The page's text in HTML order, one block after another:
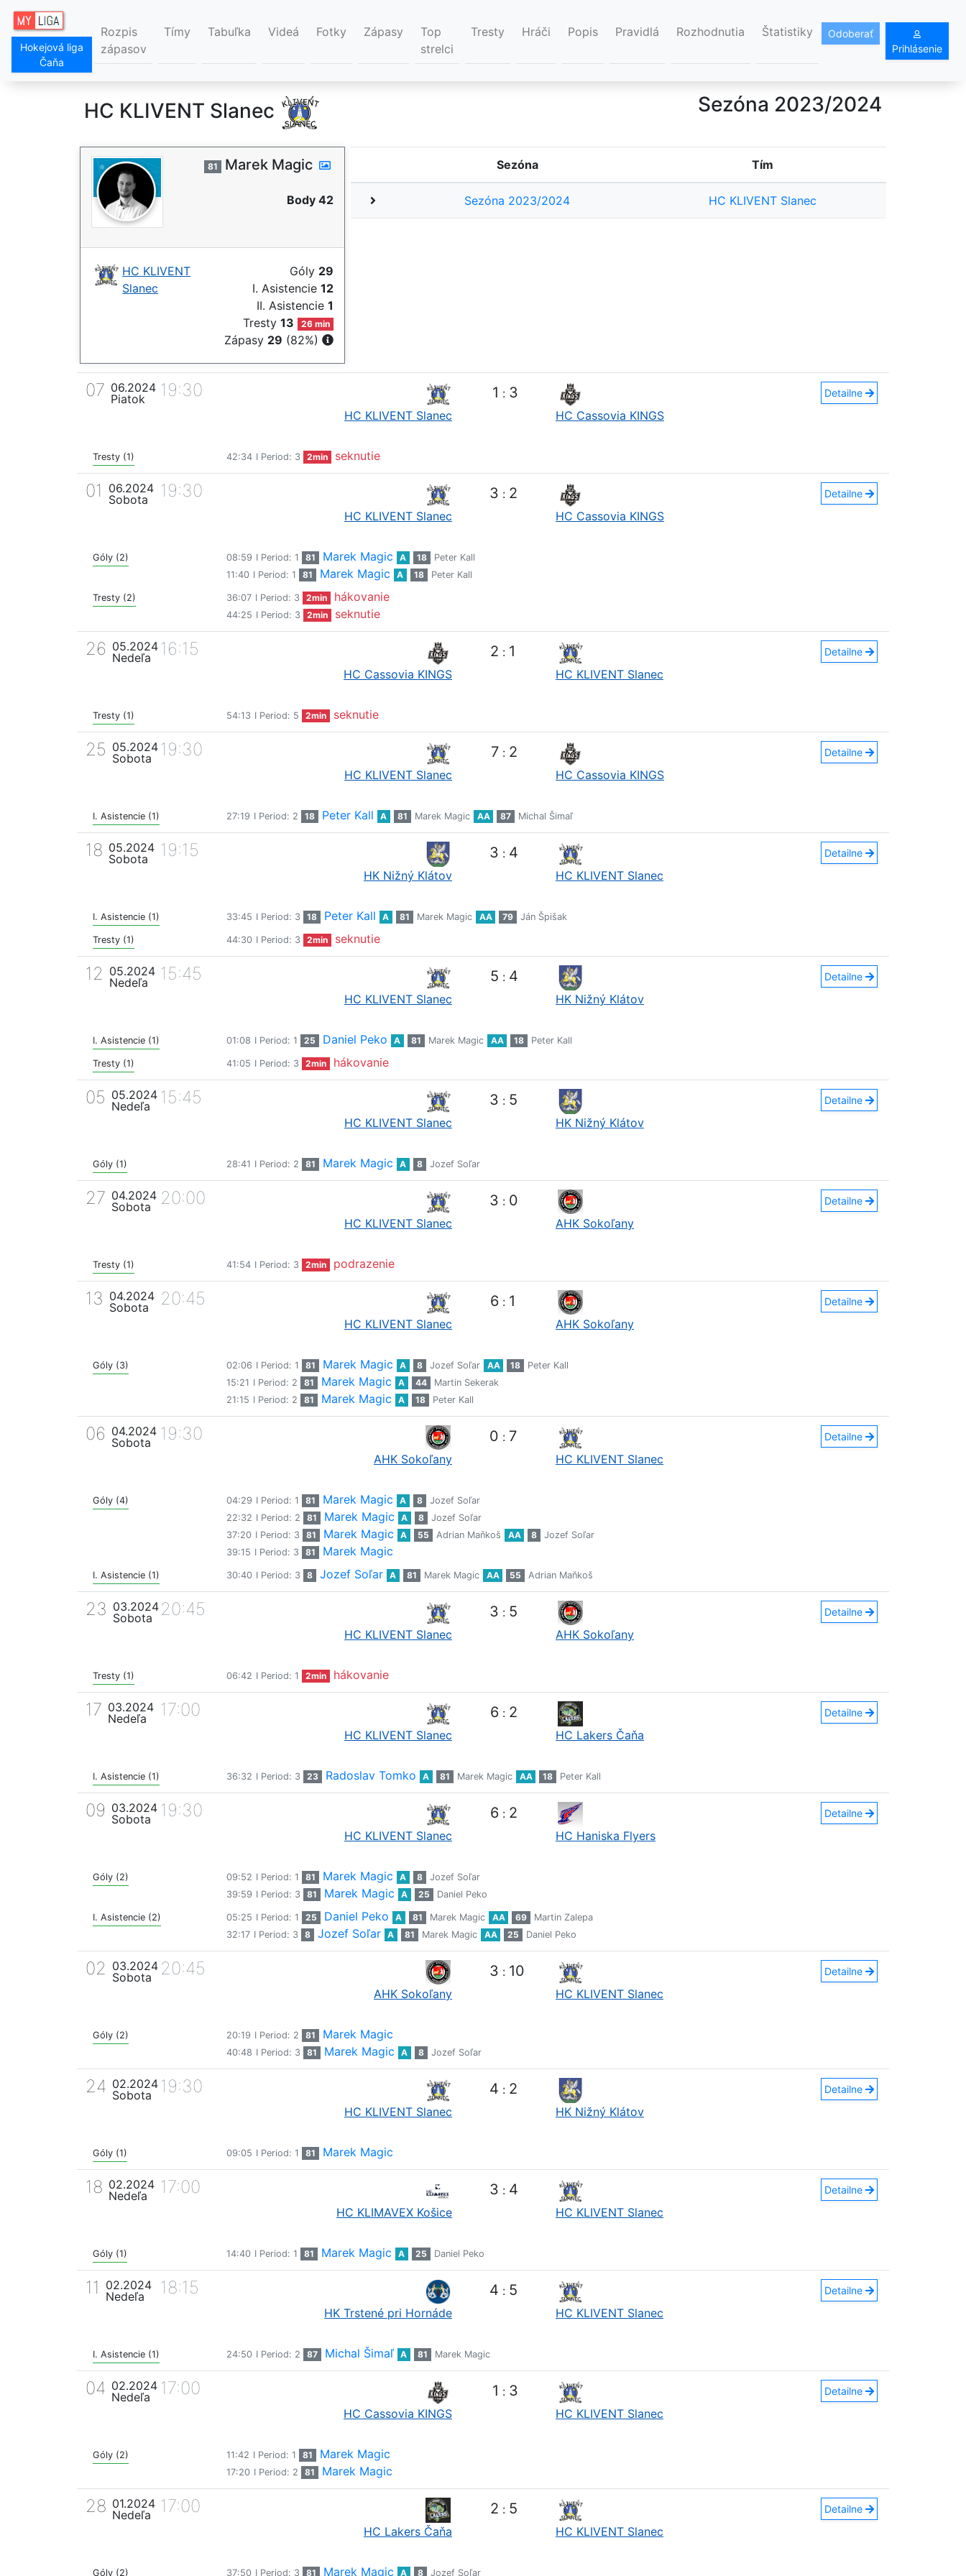
Hokejová liga
Čaňa
Rozpis
zápasov
Tímy Tabuľka Videá Fotky Zápasy
Top
strelci
Tresty Hráči Popis Pravidlá Rozhodnutia Štatistiky
Odoberať
Prihlásenie
HC KLIVENT Slanec Sezóna 2023/2024
81 Marek Magic
Body 42
HC KLIVENT
Slanec
Góly 29
I. Asistencie 12
II. Asistencie 1
Tresty13 26 min
Zápasy 29 (82%)
Sezóna Tím
Sezóna 2023/2024 HC KLIVENT Slanec
07 06.2024
Piatok
19:30
HC KLIVENT Slanec
1 : 3
HC Cassovia KINGS
Detailne
Tresty (1) 42:34 I Period: 3 2min seknutie
01
06.2024
Sobota
19:30
HC KLIVENT Slanec
3 : 2
HC Cassovia KINGS
Detailne
Góly (2) 08:59 I Period: 1 81 Marek Magic A 18
Peter Kall
11:40 I Period: 1 81 Marek Magic A 18 Peter Kall
Tresty (2) 36:07 I Period: 3 2min hákovanie
44:25 I Period: 3 2min seknutie
26 05.2024
Nedeľa
16:15
HC Cassovia KINGS
2 : 1
HC KLIVENT Slanec
Detailne
Tresty (1) 54:13 I Period: 5 2min seknutie
25 05.2024
Sobota
19:30
HC KLIVENT Slanec
7 : 2
HC Cassovia KINGS
Detailne
I. Asistencie (1) 27:19 I Period: 2 18 Peter Kall A 81 Marek Magic AA 87 Michal Šimaľ
18 05.2024
Sobota
19:15
HK Nižný Klátov
3 : 4
HC KLIVENT Slanec
Detailne
I. Asistencie (1) 33:45 I Period: 3 18 Peter Kall A 81 Marek Magic AA 79 Ján Špišak
Tresty (1) 44:30 I Period: 3 2min seknutie
12 05.2024
Nedeľa
15:45
HC KLIVENT Slanec
5 : 4
HK Nižný Klátov
Detailne
I. Asistencie (1) 01:08 I Period: 1 25 Daniel Peko A 81 Marek Magic AA 18 Peter Kall
Tresty (1) 41:05 I Period: 3 2min hákovanie
05 05.2024
Nedeľa
15:45
HC KLIVENT Slanec
3 : 5
HK Nižný Klátov
Detailne
Góly (1) 28:41 I Period: 2 81 Marek Magic A 8 Jozef Soľar
27 04.2024
Sobota
20:00
HC KLIVENT Slanec
3 : 0
AHK Sokoľany
Detailne
Tresty (1) 41:54 I Period: 3 2min podrazenie
13 04.2024
Sobota
20:45
HC KLIVENT Slanec
6 : 1
AHK Sokoľany
Detailne
Góly (3) 02:06 I Period: 1 81 Marek Magic A 8 Jozef Soľar AA 18
Peter Kall
15:21 I Period: 2 81 Marek Magic A 44
Martin Sekerak
21:15 I Period: 2 81 Marek Magic A 18 Peter Kall
06 04.2024
Sobota
19:30
AHK Sokoľany
0 : 7
HC KLIVENT Slanec
Detailne
Góly (4) 04:29 I Period: 1 81 Marek Magic A 8
Jozef Soľar
22:32 I Period: 2 81 Marek Magic A 8
Jozef Soľar
37:20 I Period: 3 81 Marek Magic A 55 Adrian Maňkoš AA 8
Jozef Soľar
39:15 I Period: 3 81 Marek Magic
I. Asistencie (1) 30:40 I Period: 3 8 Jozef Soľar A 81 Marek Magic AA 55 Adrian Maňkoš
23 03.2024
Sobota
20:45
HC KLIVENT Slanec
3 : 5
AHK Sokoľany
Detailne
Tresty (1) 06:42 I Period: 1 2min hákovanie
17 03.2024
Nedeľa
17:00
HC KLIVENT Slanec
6 : 2
HC Lakers Čaňa
Detailne
I. Asistencie (1) 36:32 I Period: 3 23 Radoslav Tomko A 81 Marek Magic AA 18 Peter Kall
09 03.2024
Sobota
19:30
HC KLIVENT Slanec
6 : 2
HC Haniska Flyers
Detailne
Góly (2) 09:52 I Period: 1 81 Marek Magic A 8
Jozef Soľar
39:59 I Period: 3 81 Marek Magic A 25 Daniel Peko
I. Asistencie (2) 05:25 I Period: 1 25 Daniel Peko A 81 Marek Magic AA 69
Martin Zalepa
32:17 I Period: 3 8 Jozef Soľar A 81 Marek Magic AA 25 Daniel Peko
02 03.2024
Sobota
20:45
AHK Sokoľany
3 : 10
HC KLIVENT Slanec
Detailne
Góly (2) 20:19 I Period: 2 81 Marek Magic
40:48 I Period: 3 81 Marek Magic A 8 Jozef Soľar
24 02.2024
Sobota
19:30
HC KLIVENT Slanec
4 : 2
HK Nižný Klátov
Detailne
Góly (1) 09:05 I Period: 1 81 Marek Magic
18 02.2024
Nedeľa
17:00
HC KLIMAVEX Košice
3 : 4
HC KLIVENT Slanec
Detailne
Góly (1) 14:40 I Period: 1 81 Marek Magic A 25 Daniel Peko
11
02.2024
Nedeľa
18:15
HK Trstené pri Hornáde
4 : 5
HC KLIVENT Slanec
Detailne
I. Asistencie (1) 24:50 I Period: 2 87 Michal Šimaľ A 81 Marek Magic
04 02.2024
Nedeľa
17:00
HC Cassovia KINGS
1 : 3
HC KLIVENT Slanec
Detailne
Góly (2) 11:42 I Period: 1 81 Marek Magic
17:20 I Period: 2 81 Marek Magic
28 01.2024
Nedeľa
17:00
HC Lakers Čaňa
2 : 5
HC KLIVENT Slanec
Detailne
Góly (2) 37:50 I Period: 3 81 Marek Magic A 8 Jozef Soľar